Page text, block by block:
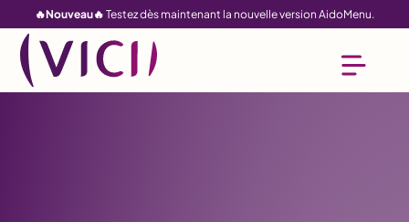
🔥Nouveau🔥 Testez dès maintenant la nouvelle version AidoMenu.